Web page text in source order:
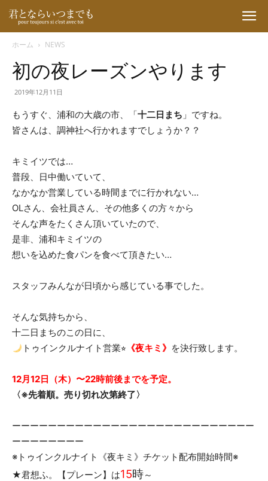
ホーム NEWS
初の夜レーズンやります
2019年12月11日
もうすぐ、浦和の大歳の市、「十二日まち 」ですね。
皆さんは、調神社へ行かれますでしょうか？？
キミイツでは…
普段、日中働いていて、
なかなか営業している時間までに行かれない…
OLさん、会社員さん、その他多くの方々から
そんな声をたくさん頂いていたので、
是非、浦和キミイツの
想いを込めた食パンを食べて頂きたい…
スタッフみんなが日頃から感じている事でした。
そんな気持ちから、
十二日まちのこの日に、
トゥインクルナイト営業⭐︎ 《夜キミ》 を決行致します。
12月12日（木）〜22時前後までを予定。
〈※先着順。売り切れ次第終了〉
ーーーーーーーーーーーーーーーーーーーーーーーーーーー
ーーーーーーーー
※トゥインクルナイト《夜キミ》チケット配布開始時間※
★君想ふ。【プレーン】は15時～